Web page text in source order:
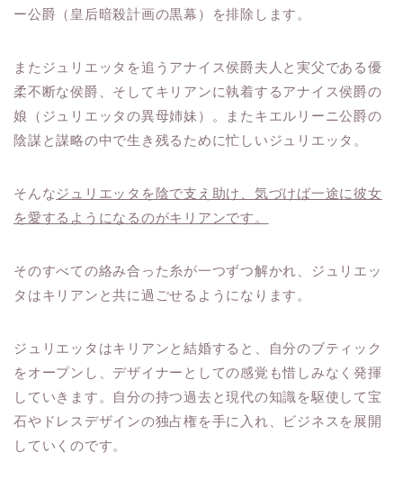
ー公爵（皇后暗殺計画の黒幕）を排除します。
またジュリエッタを追うアナイス侯爵夫人と実父である優
柔不断な侯爵、そしてキリアンに執着するアナイス侯爵の
娘（ジュリエッタの異母姉妹）。またキエルリーニ公爵の
陰謀と謀略の中で生き残るために忙しいジュリエッタ。
そんなジュリエッタを陰で支え助け、気づけば一途に彼女
を愛するようになるのがキリアンです。
そのすべての絡み合った糸が一つずつ解かれ、ジュリエッ
タはキリアンと共に過ごせるようになります。
ジュリエッタはキリアンと結婚すると、自分のブティック
をオープンし、デザイナーとしての感覚も惜しみなく発揮
していきます。自分の持つ過去と現代の知識を駆使して宝
石やドレスデザインの独占権を手に入れ、ビジネスを展開
していくのです。